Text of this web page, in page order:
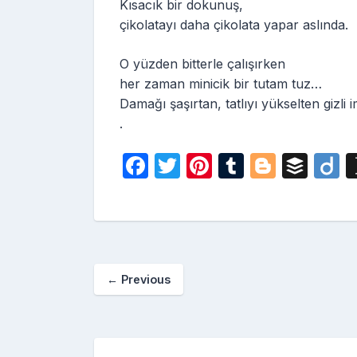
Kısacık bir dokunuş,
çikolatayı daha çikolata yapar aslında.
O yüzden bitterle çalışırken
her zaman minicik bir tutam tuz…
Damağı şaşırtan, tatlıyı yükselten gizli
.
F
c
b
o
T
itt
Pi
er
T
m
Bl
g
B
fe o
← Previous